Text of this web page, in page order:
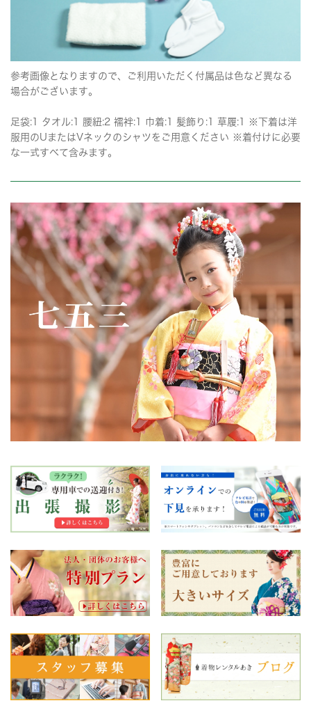
参考画像となりますので、ご利用いただく付属品は色など異なる
場合がございます。
足袋:1 タオル:1 腰紐:2 襦袢:1 巾着:1 髪飾り:1 草履:1 ※下着は洋
服用のUまたはVネックのシャツをご用意ください ※着付けに必要
な一式すべて含みます。